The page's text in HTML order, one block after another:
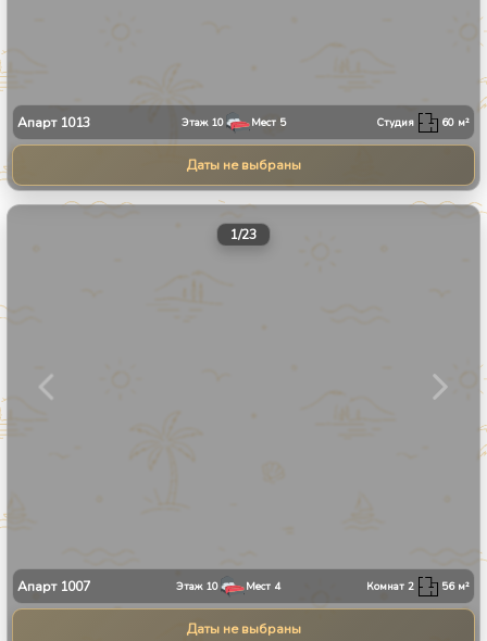
Апарт 1013 Этаж 10 Мест 5 Студия 60 м²
Даты не выбраны
1/23
Апарт 1007 Этаж 10 Мест 4 Комнат2 56м²
Даты не выбраны